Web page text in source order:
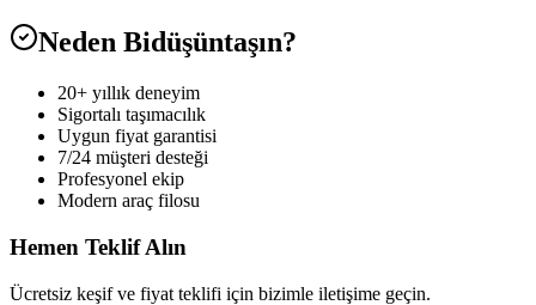
Neden Bidüşüntaşın?
20+ yıllık deneyim
Sigortalı taşımacılık
Uygun fiyat garantisi
7/24 müşteri desteği
Profesyonel ekip
Modern araç filosu
Hemen Teklif Alın
Ücretsiz keşif ve fiyat teklifi için bizimle iletişime geçin.